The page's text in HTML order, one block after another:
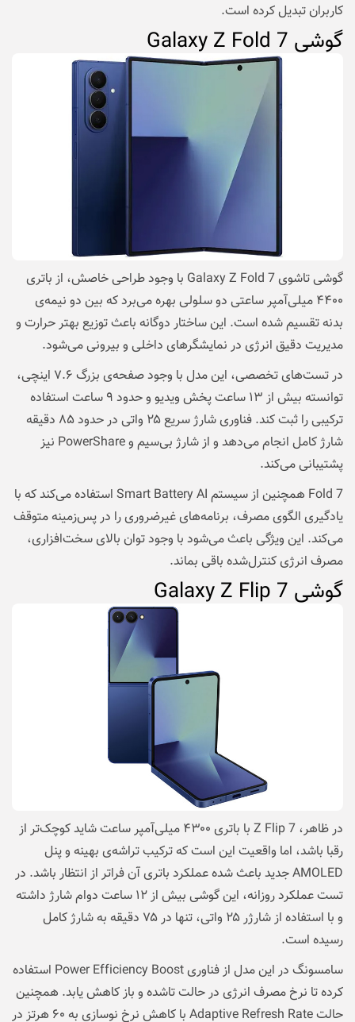
کاربران تبدیل کرده است.
گوشی Galaxy Z Fold 7
گوشی تاشوی Galaxy Z Fold 7 با وجود طراحی خاصش، از باتری
۴۴۰۰ میلی‌آمپر ساعتی دو سلولی بهره می‌برد که بین دو نیمه‌ی
بدنه تقسیم شده است. این ساختار دوگانه باعث توزیع بهتر حرارت و
مدیریت دقیق انرژی در نمایشگرهای داخلی و بیرونی می‌شود.
در تست‌های تخصصی، این مدل با وجود صفحه‌ی بزرگ ۷.۶ اینچی،
توانسته بیش از ۱۳ ساعت پخش ویدیو و حدود ۹ ساعت استفاده
ترکیبی را ثبت کند. فناوری شارژ سریع ۲۵ واتی در حدود ۸۵ دقیقه
شارژ کامل انجام می‌دهد و از شارژ بی‌سیم و PowerShare نیز
پشتیبانی می‌کند.
Fold 7 همچنین از سیستم Smart Battery AI استفاده می‌کند که با
یادگیری الگوی مصرف، برنامه‌های غیرضروری را در پس‌زمینه متوقف
می‌کند. این ویژگی باعث می‌شود با وجود توان بالای سخت‌افزاری،
مصرف انرژی کنترل‌شده باقی بماند.
گوشی Galaxy Z Flip 7
در ظاهر، Z Flip 7 با باتری ۴۳۰۰ میلی‌آمپر ساعت شاید کوچک‌تر از
رقبا باشد، اما واقعیت این است که ترکیب تراشه‌ی بهینه و پنل
AMOLED جدید باعث شده عملکرد باتری آن فراتر از انتظار باشد. در
تست عملکرد روزانه، این گوشی بیش از ۱۲ ساعت دوام شارژ داشته
و با استفاده از شارژر ۲۵ واتی، تنها در ۷۵ دقیقه به شارژ کامل
رسیده است.
سامسونگ در این مدل از فناوری Power Efficiency Boost استفاده
کرده تا نرخ مصرف انرژی در حالت تاشده و باز کاهش یابد. همچنین
حالت Adaptive Refresh Rate با کاهش نرخ نوسازی به ۶۰ هرتز در